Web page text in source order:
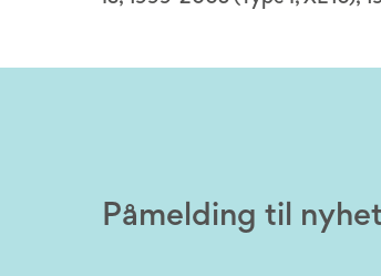
Påmelding til